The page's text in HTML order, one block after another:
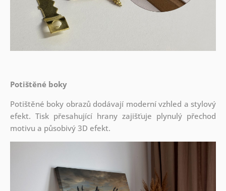
Potištěné boky
Potištěné boky obrazů dodávají moderní vzhled a stylový
efekt. Tisk přesahující hrany zajišťuje plynulý přechod
motivu a působivý 3D efekt.